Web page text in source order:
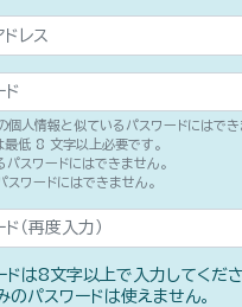
ス
個人情報と似ているパスワードにはでき
最低 8 文字以上必要です。
パスワードにはできません。
スワードにはできません。
再度入力）
ドは8文字以上で入力してくださ
パスワードは使えません。